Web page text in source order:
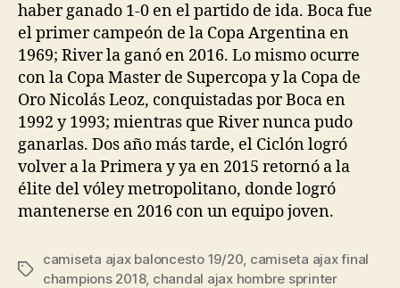
haber ganado 1-0 en el partido de ida. Boca fue
el primer campeón de la Copa Argentina en
1969; River la ganó en 2016. Lo mismo ocurre
con la Copa Master de Supercopa y la Copa de
Oro Nicolás Leoz, conquistadas por Boca en
1992 y 1993; mientras que River nunca pudo
ganarlas. Dos año más tarde, el Ciclón logró
volver a la Primera y ya en 2015 retornó a la
élite del vóley metropolitano, donde logró
mantenerse en 2016 con un equipo joven.
Etiquetas
camiseta ajax baloncesto 19/20, camiseta ajax final
champions 2018, chandal ajax hombre sprinter